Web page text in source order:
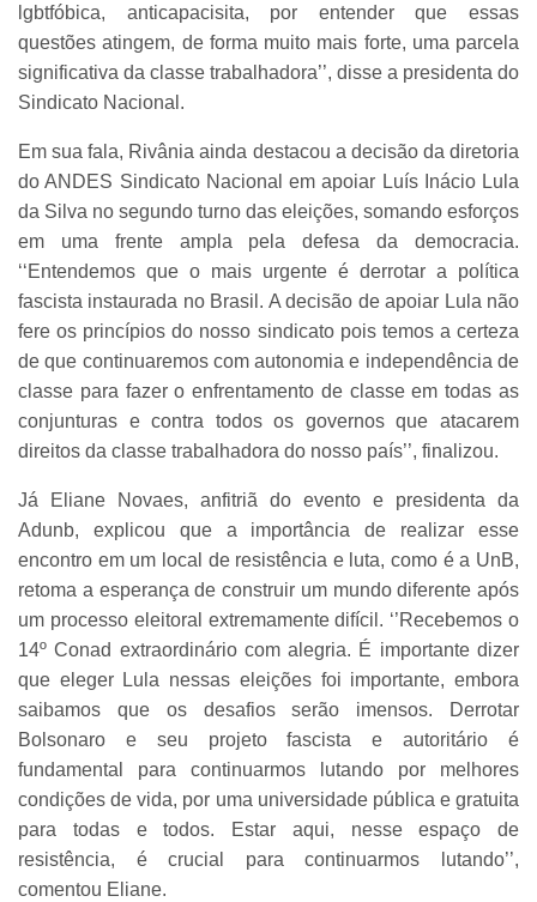
lgbtfóbica, anticapacisita, por entender que essas
questões atingem, de forma muito mais forte, uma parcela
significativa da classe trabalhadora’’, disse a presidenta do
Sindicato Nacional.
Em sua fala, Rivânia ainda destacou a decisão da diretoria
do ANDES Sindicato Nacional em apoiar Luís Inácio Lula
da Silva no segundo turno das eleições, somando esforços
em uma frente ampla pela defesa da democracia.
‘‘Entendemos que o mais urgente é derrotar a política
fascista instaurada no Brasil. A decisão de apoiar Lula não
fere os princípios do nosso sindicato pois temos a certeza
de que continuaremos com autonomia e independência de
classe para fazer o enfrentamento de classe em todas as
conjunturas e contra todos os governos que atacarem
direitos da classe trabalhadora do nosso país’’, finalizou.
Já Eliane Novaes, anfitriã do evento e presidenta da
Adunb, explicou que a importância de realizar esse
encontro em um local de resistência e luta, como é a UnB,
retoma a esperança de construir um mundo diferente após
um processo eleitoral extremamente difícil. ‘’Recebemos o
14º Conad extraordinário com alegria. É importante dizer
que eleger Lula nessas eleições foi importante, embora
saibamos que os desafios serão imensos. Derrotar
Bolsonaro e seu projeto fascista e autoritário é
fundamental para continuarmos lutando por melhores
condições de vida, por uma universidade pública e gratuita
para todas e todos. Estar aqui, nesse espaço de
resistência, é crucial para continuarmos lutando’’,
comentou Eliane.